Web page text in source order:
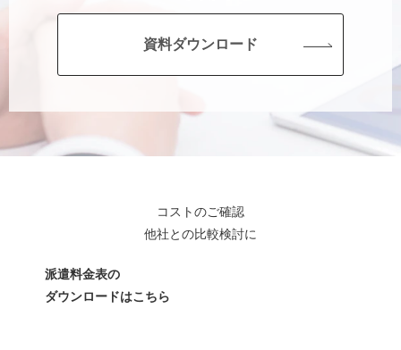
資料ダウンロード
コストのご確認
他社との比較検討に
派遣料金表の
ダウンロードはこちら